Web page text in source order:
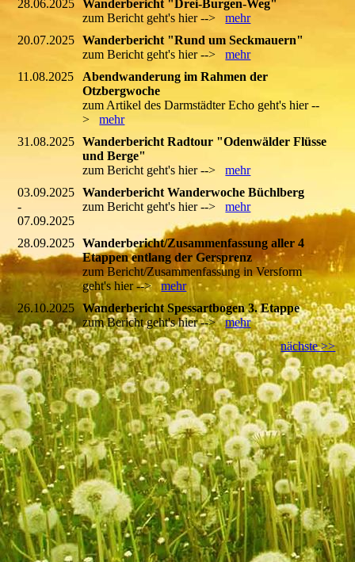
28.06.2025
Wanderbericht "Drei-Burgen-Weg"
zum Bericht geht's hier -->mehr
20.07.2025
Wanderbericht "Rund um Seckmauern"
zum Bericht geht's hier -->mehr
11.08.2025
Abendwanderung im Rahmen der
Otzbergwoche
zum Artikel des Darmstädter Echo geht's hier --
>mehr
31.08.2025
Wanderbericht Radtour "Odenwälder Flüsse
und Berge"
zum Bericht geht's hier -->mehr
03.09.2025
-
07.09.2025
Wanderbericht Wanderwoche Büchlberg
zum Bericht geht's hier -->mehr
28.09.2025
Wanderbericht/Zusammenfassung aller 4
Etappen entlang der Gersprenz
zum Bericht/Zusammenfassung in Versform
geht's hier -->mehr
26.10.2025 Wanderbericht Spessartbogen 3. Etappe
zum Bericht geht's hier -->mehr
nächste >>